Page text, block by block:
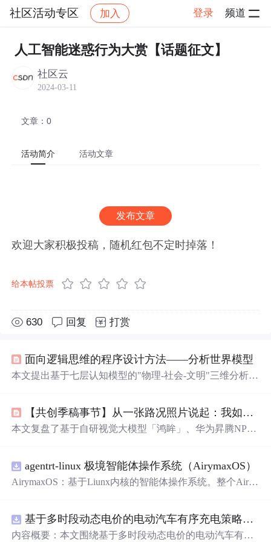
社区活动专区 加入 登录 频道
社区 社区活动专区 热门活动 帖子详情
人工智能迷惑行为大赏【话题征文】
社区云
2024-03-11
文章：0
活动简介 活动文章
发布文章
欢迎大家积极投稿，随机红包不定时掉落！
给本帖投票
630 回复 打赏
面向逻辑思维的程序设计方法——分析世界模型
本文提出基于七层认知模型的"物理-社会-文明"三维分析世
（L1-L4整合感知-决策闭环）、社会栈（L5-L6嵌入规范引
擎与道德推理）、文明栈（L7构建知识图谱），形成结构
8%提升至92%，为具身智能的社会化发展提供新范式。
【共创季稿事节】从一张路况照片说起：我如何用自研视觉大模型「鸿眸」+ 华为昇腾，在 HarmonyOS7.0 上造了一个会「看路」的智能应用RoadVision
本文复盘了基于自研视觉大模型「鸿眸」、华为昇腾NPU
构化JSON输出能力、FastAPI后端封装、ArkTS前端工程实
践（含schema校验、资源管理、状态同步等典型坑）、模
agentrt-linux 极境智能体操作系统（AirymaxOS）
AirymaxOS：基于Liunx内核的智能体操作系统。整个Airy
度更快，运行更稳定。
基于多时段动态电价的电动汽车有序充电策略优化（Matlab代码实现）
内容概要：本文围绕基于多时段动态电价的电动汽车有序